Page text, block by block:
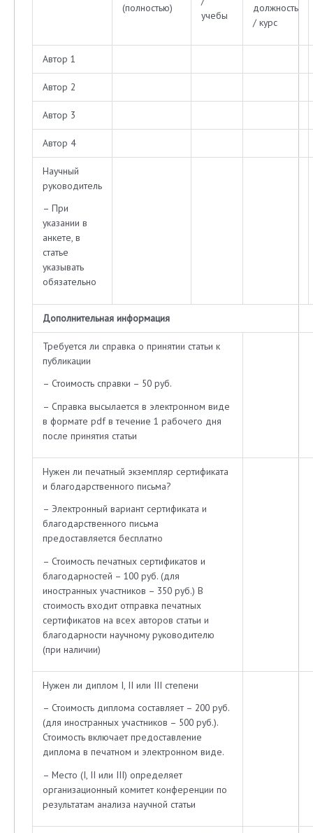
(полностью)
учебы
должность
/ курс
Автор 1
Автор 2
Автор 3
Автор 4
Научный
руководитель
– При
указании в
анкете, в
статье
указывать
обязательно
Дополнительная информация
Требуется ли справка о принятии статьи к
публикации
– Стоимость справки – 50 руб.
– Справка высылается в электронном виде
в формате pdf в течение 1 рабочего дня
после принятия статьи
Нужен ли печатный экземпляр сертификата
и благодарственного письма?
– Электронный вариант сертификата и
благодарственного письма
предоставляется бесплатно
– Стоимость печатных сертификатов и
благодарностей – 100 руб. (для
иностранных участников – 350 руб.) В
стоимость входит отправка печатных
сертификатов на всех авторов статьи и
благодарности научному руководителю
(при наличии)
Нужен ли диплом I, II или III степени
– Стоимость диплома составляет – 200 руб.
(для иностранных участников – 500 руб.).
Стоимость включает предоставление
диплома в печатном и электронном виде.
– Место (I, II или III) определяет
организационный комитет конференции по
результатам анализа научной статьи